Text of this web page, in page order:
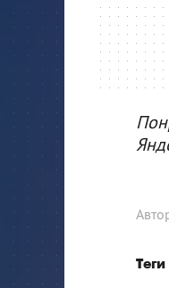
Теги